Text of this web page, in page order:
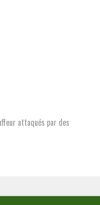
attaqués par des